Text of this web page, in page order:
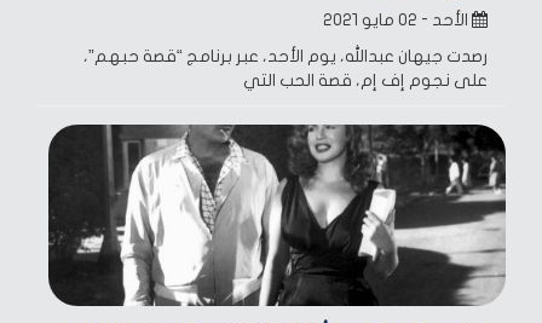
الأحد - ٠٢ مايو ٢٠٢١
رصدت جيهان عبدالله، يوم الأحد، عبر برنامج “قصة حبهم”،
على نجوم إف إم، قصة الحب التي